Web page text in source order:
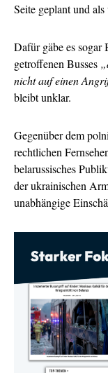
Seite geplant und
Dafür gäbe es sogar
getroffenen Busses
nicht auf einen
bleibt unklar.
Gegenüber dem
rechtlichen
belarussisches
der ukrainischen
unabhängige